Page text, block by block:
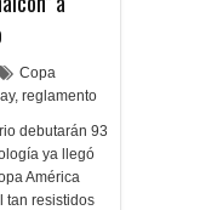
Copa
, reglamento
debutarán 93
ya llegó
América
tan resistidos